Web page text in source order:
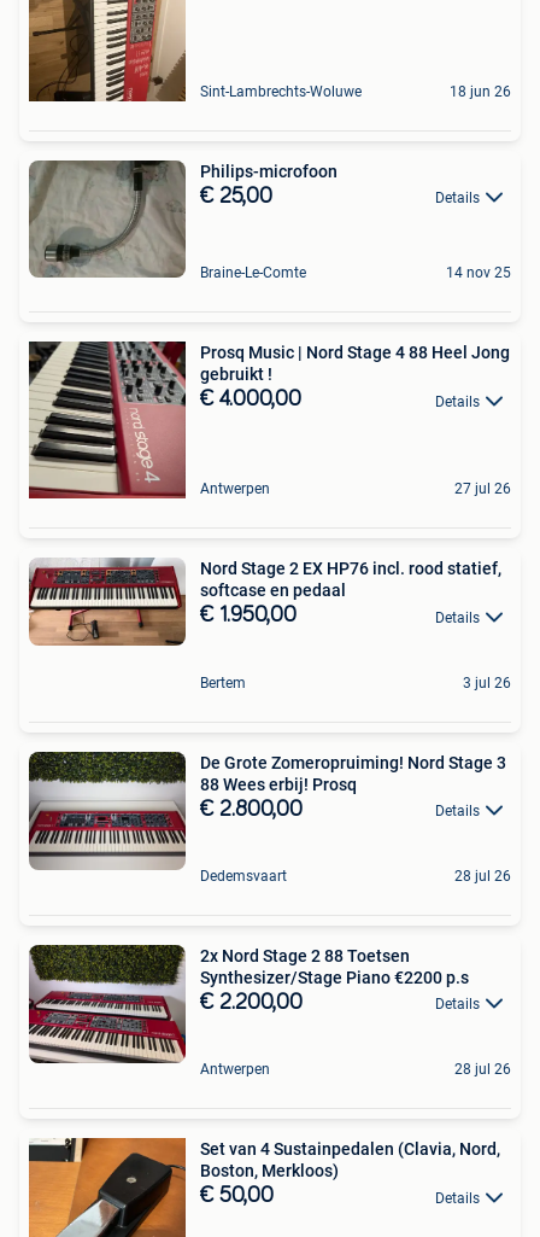
Sint-Lambrechts-Woluwe 18 jun 26
Philips-microfoon
€ 25,00 Details
Braine-Le-Comte 14 nov 25
Prosq Music | Nord Stage 4 88 Heel Jong
gebruikt !
€ 4.000,00 Details
Antwerpen 27 jul 26
Nord Stage 2 EX HP76 incl. rood statief,
softcase en pedaal
€ 1.950,00 Details
Bertem 3 jul 26
De Grote Zomeropruiming️! Nord Stage 3
88 Wees erbij! Prosq
€ 2.800,00 Details
Dedemsvaart 28 jul 26
2x Nord Stage 2 88 Toetsen
Synthesizer/Stage Piano €2200 p.s
€ 2.200,00 Details
Antwerpen 28 jul 26
Set van 4 Sustainpedalen (Clavia, Nord,
Boston, Merkloos)
€ 50,00 Details